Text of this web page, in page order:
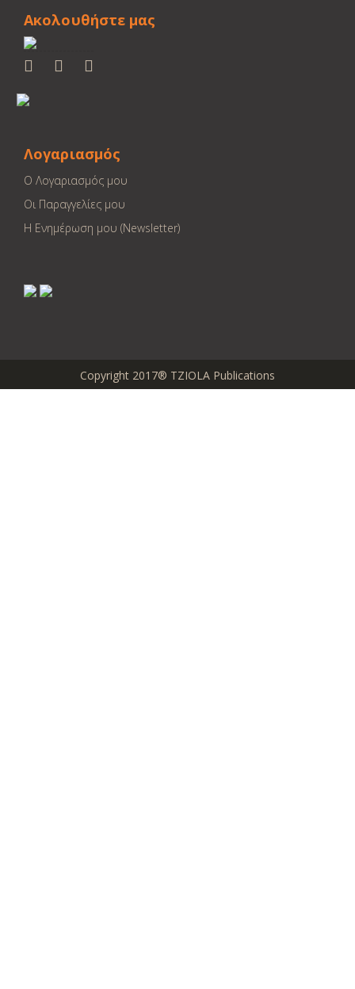
Ακολουθήστε μας
Λογαριασμός
Ο Λογαριασμός μου
Οι Παραγγελίες μου
Η Ενημέρωση μου (Newsletter)
Copyright 2017® TZIOLA Publications